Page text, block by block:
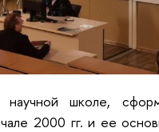
школе,
2000 гг. и ее